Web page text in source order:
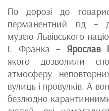
По дорозі до
перманентний гід –
музею Львівського
І. Франка – Ярослав
якого дозволили
атмосферу
вулиць і провулків. А
безлюдно